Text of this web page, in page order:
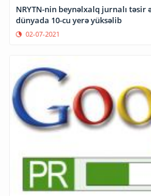
NRYTN-nin beynəlxalq jurnalı təsir
dünyada 10-cu yerə yüksəlib
02-07-2021